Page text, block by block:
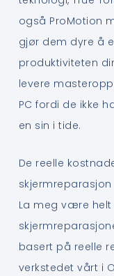
også ProMotion
gjør dem dyre å
produktiviteten
levere
PC fordi de ikke
en sin i tide.
De reelle
skjermreparasjon
La meg være
basert på reelle
verkstedet vårt i